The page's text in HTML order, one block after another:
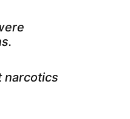
narcotics